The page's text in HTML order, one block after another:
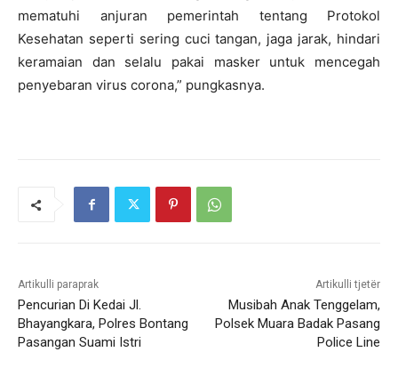
mematuhi anjuran pemerintah tentang Protokol
Kesehatan seperti sering cuci tangan, jaga jarak, hindari
keramaian dan selalu pakai masker untuk mencegah
penyebaran virus corona,” pungkasnya.
Artikulli paraprak
Pencurian Di Kedai Jl.
Bhayangkara, Polres Bontang
Pasangan Suami Istri
Artikulli tjetër
Musibah Anak Tenggelam,
Polsek Muara Badak Pasang
Police Line